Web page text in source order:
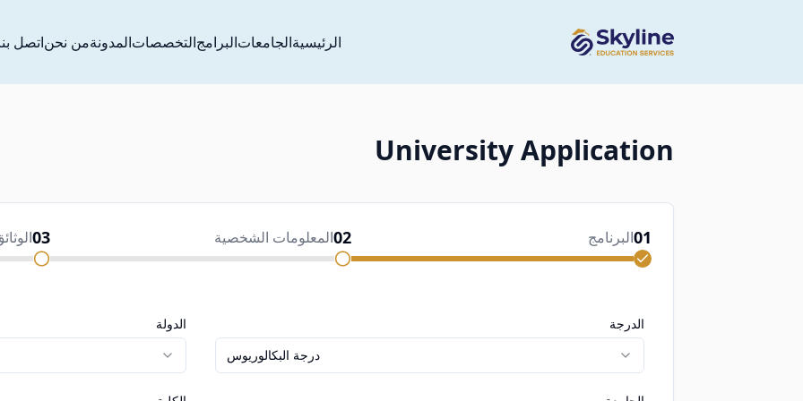
الرئيسيةالجامعاتالبرامجالتخصصاتالمدونةمن نحناتصل
University Application
01البرنامج 02المعلومات الشخصية 03
الدرجة
درجة البكالوريوس
الدولة